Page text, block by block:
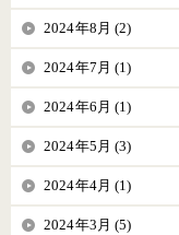
2024年8月 (2)
2024年7月 (1)
2024年6月 (1)
2024年5月 (3)
2024年4月 (1)
2024年3月 (5)